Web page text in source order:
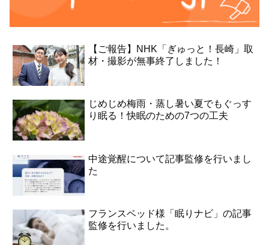
【ご報告】NHK「ぎゅっと！長崎」取
材・撮影が無事終了しました！
じめじめ梅雨・蒸し暑い夏でもぐっす
り眠る！快眠のための7つの工夫
中途覚醒について記事監修を行いまし
た
フランスベッド様「眠りナビ」の記事
監修を行いました。